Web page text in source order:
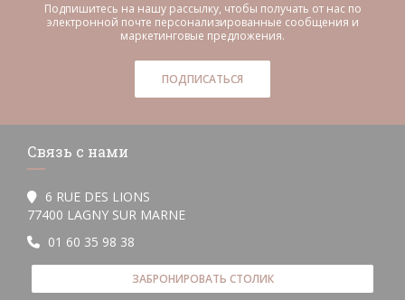
Подпишитесь на нашу рассылку, чтобы получать от нас по
электронной почте персонализированные сообщения и
маркетинговые предложения.
ПОДПИСАТЬСЯ
Связь с нами
6 RUE DES LIONS
77400 LAGNY SUR MARNE((открывается в новом окне))
01 60 35 98 38
ЗАБРОНИРОВАТЬ СТОЛИК